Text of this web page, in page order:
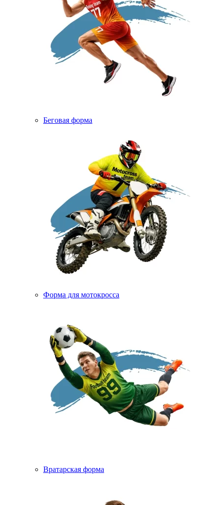
Беговая форма
Форма для мотокросса
Вратарская форма